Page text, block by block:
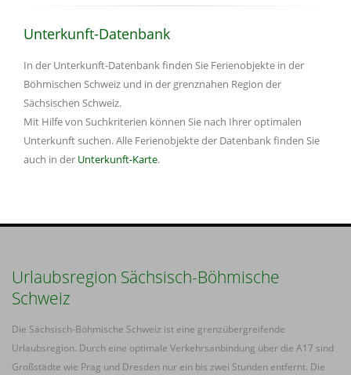
Unterkunft-Datenbank
In der Unterkunft-Datenbank finden Sie Ferienobjekte in der
Böhmischen Schweiz und in der grenznahen Region der
Sächsischen Schweiz.
Mit Hilfe von Suchkriterien können Sie nach Ihrer optimalen
Unterkunft suchen. Alle Ferienobjekte der Datenbank finden Sie
auch in der Unterkunft-Karte.
Urlaubsregion Sächsisch-Böhmische
Schweiz
Die Sächsisch-Böhmische Schweiz ist eine grenzübergreifende
Urlaubsregion. Durch eine optimale Verkehrsanbindung über die A17 sind
Großstädte wie Prag und Dresden nur ein bis zwei Stunden entfernt. Die